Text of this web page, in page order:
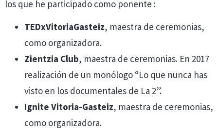
los que he participado como ponente :
TEDxVitoriaGasteiz, maestra de ceremonias,
como organizadora.
Zientzia Club, maestra de ceremonias. En 2017
realización de un monólogo “Lo que nunca has
visto en los documentales de La 2”.
Ignite Vitoria-Gasteiz, maestra de ceremonias,
como organizadora.